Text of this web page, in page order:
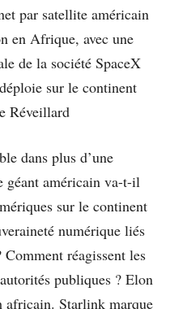
par satellite américain
en Afrique, avec une
de la société SpaceX
sur le continent
Réveillard
dans plus d’une
géant américain va-t-il
sur le continent
numérique liés
réagissent les
publiques ? Elon
africain. Starlink marque